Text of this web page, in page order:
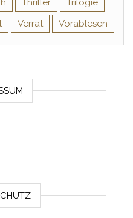
Thriller
Trilogie
Verrat Vorablesen